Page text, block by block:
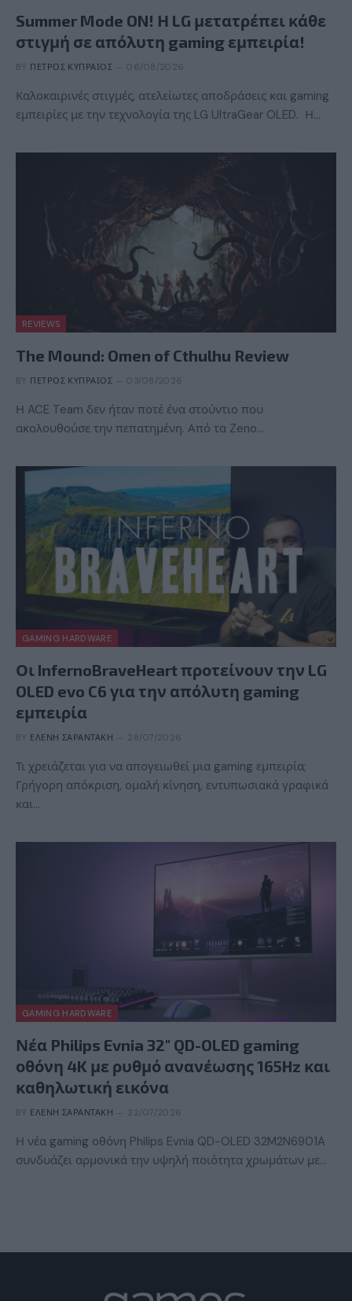
Summer Mode ON! Η LG μετατρέπει κάθε
στιγμή σε απόλυτη gaming εμπειρία!
BY ΠΈΤΡΟΣ ΚΥΠΡΑΊΟΣ 06/08/2026
Καλοκαιρινές στιγμές, ατελείωτες αποδράσεις και gaming
εμπειρίες με την τεχνολογία της LG UltraGear OLED. Η…
REVIEWS
The Mound: Omen of Cthulhu Review
BY ΠΈΤΡΟΣ ΚΥΠΡΑΊΟΣ 03/08/2026
Η ACE Team δεν ήταν ποτέ ένα στούντιο που
ακολουθούσε την πεπατημένη. Από τα Zeno…
GAMING HARDWARE
Οι InfernoBraveHeart προτείνουν την LG
OLED evo C6 για την απόλυτη gaming
εμπειρία
BY ΕΛΈΝΗ ΣΑΡΑΝΤΆΚΗ 28/07/2026
Τι χρειάζεται για να απογειωθεί μια gaming εμπειρία;
Γρήγορη απόκριση, ομαλή κίνηση, εντυπωσιακά γραφικά
και…
GAMING HARDWARE
Νέα Philips Evnia 32″ QD-OLED gaming
οθόνη 4K με ρυθμό ανανέωσης 165Hz και
καθηλωτική εικόνα
BY ΕΛΈΝΗ ΣΑΡΑΝΤΆΚΗ 22/07/2026
Η νέα gaming οθόνη Philips Evnia QD-OLED 32M2N6901A
συνδυάζει αρμονικά την υψηλή ποιότητα χρωμάτων με…